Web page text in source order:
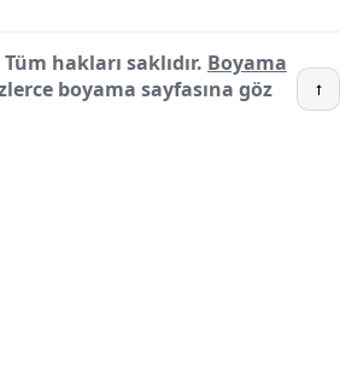
hakları saklıdır. Boyama
boyama sayfasına göz
↑